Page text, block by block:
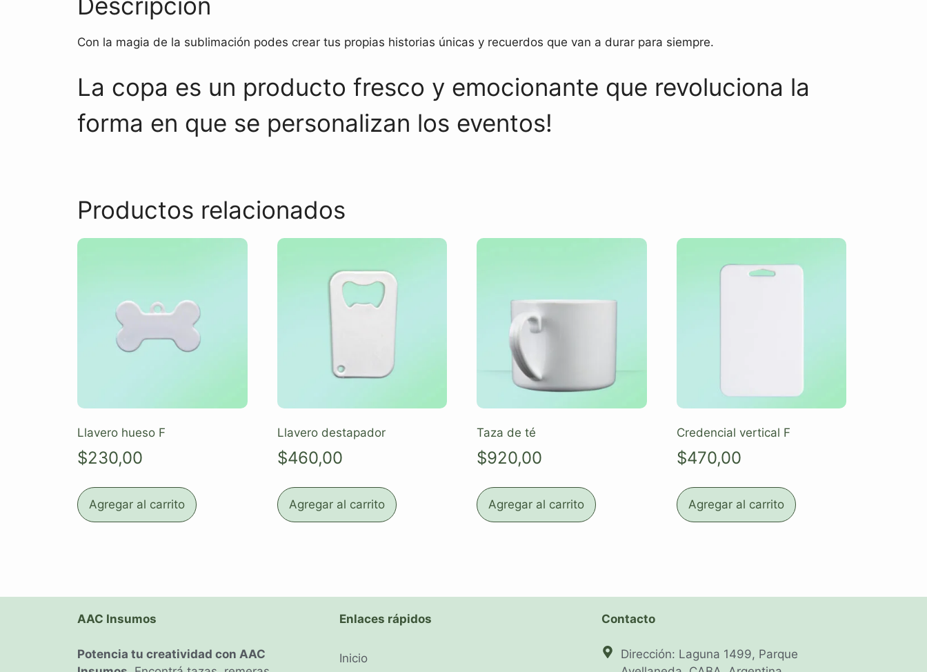
Descripción
Con la magia de la sublimación podes crear tus propias historias únicas y recuerdos que van a durar para siempre.
La copa es un producto fresco y emocionante que revoluciona la
forma en que se personalizan los eventos!
Productos relacionados
Llavero hueso F
$230,00
Agregar al carrito
Llavero destapador
$460,00
Agregar al carrito
Taza de té
$920,00
Agregar al carrito
Credencial vertical F
$470,00
Agregar al carrito
AAC Insumos
Potencia tu creatividad con AAC
Enlaces rápidos
Inicio
Contacto
Dirección: Laguna 1499, Parque